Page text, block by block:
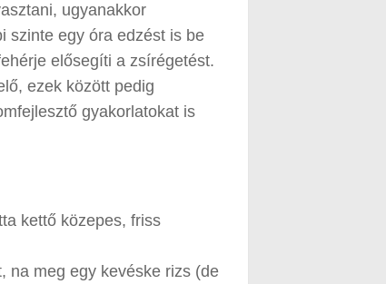
ugyanakkor
szinte egy óra edzést is be
elősegíti a zsírégetést.
ezek között pedig
gyakorlatokat is
kettő közepes, friss
na meg egy kevéske rizs (de